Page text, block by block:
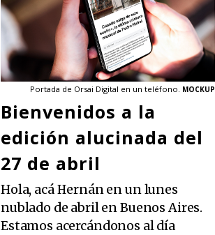
Portada de Orsai Digital en un teléfono. MOCKUP
Bienvenidos a la
edición alucinada del
27 de abril
Hola, acá Hernán en un lunes
nublado de abril en Buenos Aires.
Estamos acercándonos al día